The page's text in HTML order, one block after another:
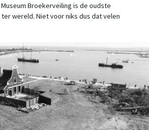
Museum Broekerveiling is de oudste
wereld. Niet voor niks dus dat velen